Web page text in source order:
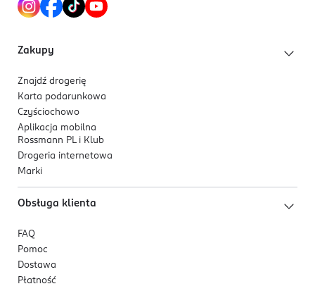
Zakupy
Znajdź drogerię
Karta podarunkowa
Czyściochowo
Aplikacja mobilna
Rossmann PL i Klub
Drogeria internetowa
Marki
Obsługa klienta
FAQ
Pomoc
Dostawa
Płatność